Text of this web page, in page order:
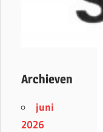
Archieven
juni
2026